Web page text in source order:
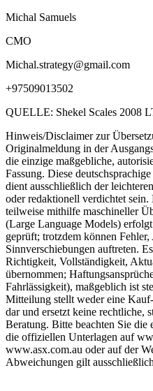
Michal Samuels
CMO
Michal.strategy@gmail.com
+97509013502
QUELLE: Shekel Scales 2008
Hinweis/Disclaimer zur
Originalmeldung in der
die einzige maßgebliche,
Fassung. Diese
dient ausschließlich der
oder redaktionell verdichtet
teilweise mithilfe maschineller
(Large Language Models)
geprüft; trotzdem können Fehler,
Sinnverschiebungen auftreten.
Richtigkeit, Vollständigkeit,
übernommen;
Fahrlässigkeit), maßgeblich ist
Mitteilung stellt weder eine
dar und ersetzt keine rechtliche,
Beratung. Bitte beachten Sie
die offiziellen Unterlagen auf
www.asx.com.au oder auf der
Abweichungen gilt